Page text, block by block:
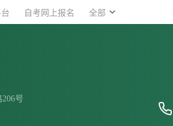
自考网上报名 全部
号
自考网上报名 全部